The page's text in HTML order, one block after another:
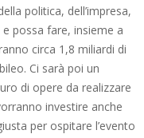
politica, dell’impresa,
possa fare, insieme a
circa 1,8 miliardi di
Ci sarà poi un
di opere da realizzare
investire anche
per ospitare l’evento